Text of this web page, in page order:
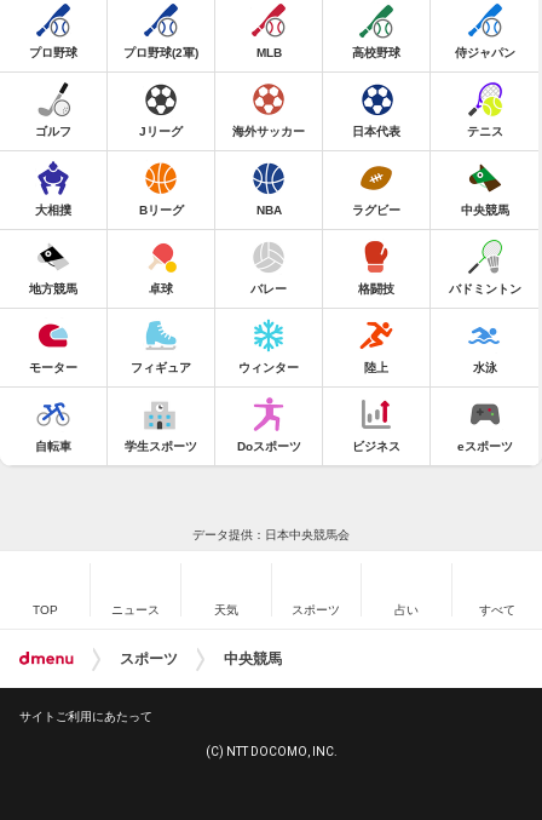
プロ野球 プロ野球(2軍) MLB 高校野球 侍ジャパン
ゴルフ Jリーグ 海外サッカー 日本代表 テニス
大相撲 Bリーグ NBA ラグビー 中央競馬
地方競馬 卓球 バレー 格闘技 バドミントン
モーター フィギュア ウィンター 陸上 水泳
自転車 学生スポーツ Doスポーツ ビジネス eスポーツ
データ提供：日本中央競馬会
TOP ニュース 天気 スポーツ 占い すべて
スポーツ 中央競馬
サイトご利用にあたって
(C) NTT DOCOMO, INC.